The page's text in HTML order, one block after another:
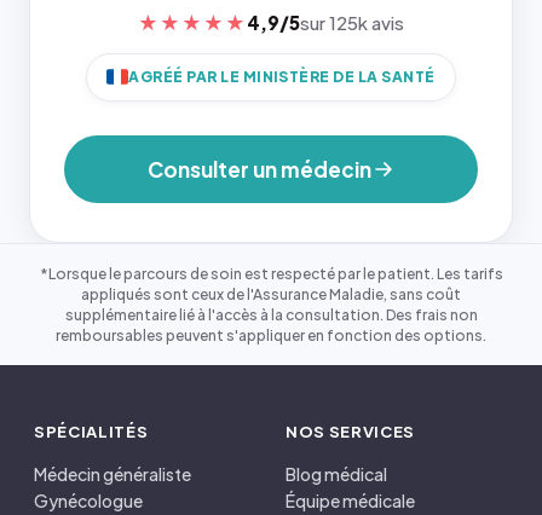
★★★★★ 4,9/5sur 125k avis
AGRÉÉ PAR LE MINISTÈRE DE LA SANTÉ
Consulter un médecin
*Lorsque le parcours de soin est respecté par le patient. Les tarifs
appliqués sont ceux de l'Assurance Maladie, sans coût
supplémentaire lié à l'accès à la consultation. Des frais non
remboursables peuvent s'appliquer en fonction des options.
SPÉCIALITÉS
Médecin généraliste
Gynécologue
NOS SERVICES
Blog médical
Équipe médicale